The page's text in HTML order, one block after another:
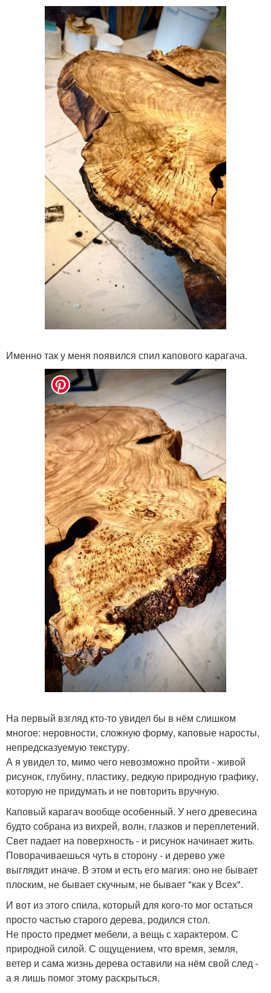
Именно так у меня появился спил капового карагача.
На первый взгляд кто-то увидел бы в нём слишком
многое: неровности, сложную форму, каповые наросты,
непредсказуемую текстуру.
А я увидел то, мимо чего невозможно пройти - живой
рисунок, глубину, пластику, редкую природную графику,
которую не придумать и не повторить вручную.
Каповый карагач вообще особенный. У него древесина
будто собрана из вихрей, волн, глазков и переплетений.
Свет падает на поверхность - и рисунок начинает жить.
Поворачиваешься чуть в сторону - и дерево уже
выглядит иначе. В этом и есть его магия: оно не бывает
плоским, не бывает скучным, не бывает "как у Всех".
И вот из этого спила, который для кого-то мог остаться
просто частью старого дерева, родился стол.
Не просто предмет мебели, а вещь с характером. С
природной силой. С ощущением, что время, земля,
ветер и сама жизнь дерева оставили на нём свой след -
а я лишь помог этому раскрыться.